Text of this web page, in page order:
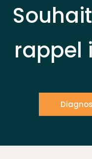
rappel